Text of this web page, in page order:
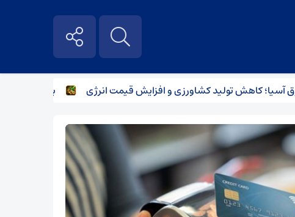
کاهش تولید کشاورزی و افزایش قیمت انرژی بارش‌های سیل‌آسا در راه ۳ استان؛ هشدار بارش‌های